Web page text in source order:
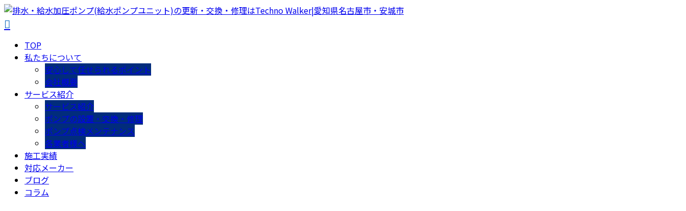
TOP
私たちについて
安心して任せられるポイント
会社概要
サービス紹介
サービス紹介
ポンプの設置・交換・修理
ポンプ点検メンテナンス
各業者様へ
施工実績
対応メーカー
ブログ
コラム